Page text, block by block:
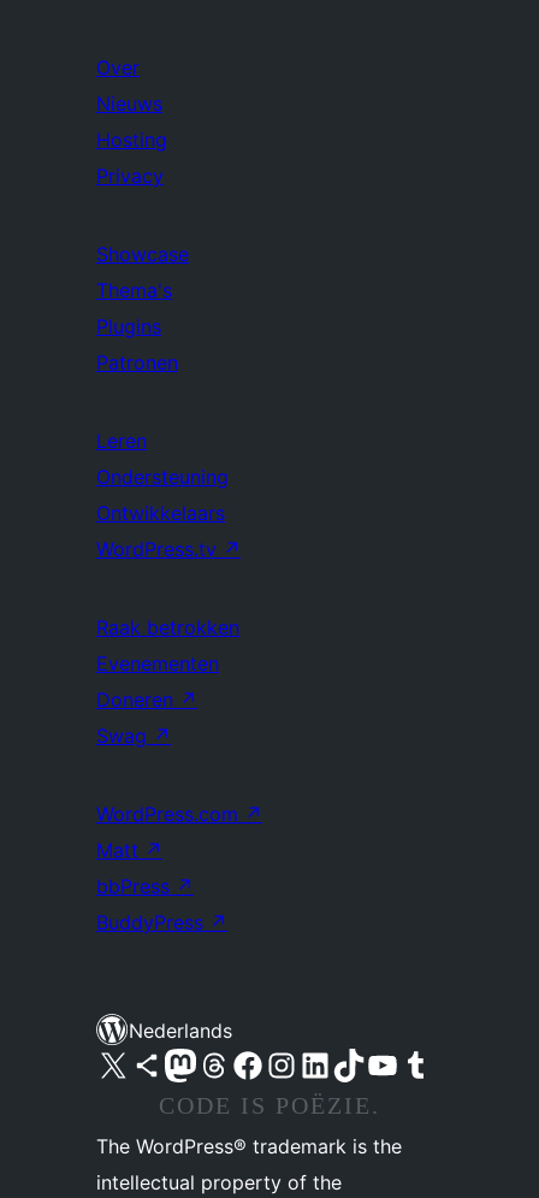
Over
Nieuws
Hosting
Privacy
Showcase
Thema's
Plugins
Patronen
Leren
Ondersteuning
Ontwikkelaars
WordPress.tv ↗
Raak betrokken
Evenementen
Doneren ↗
Swag ↗
WordPress.com ↗
Matt ↗
bbPress ↗
BuddyPress ↗
Nederlands
Bezoek ons X (voorheen Twitter) account
Bezoek ons Bluesky account
Bezoek ons Mastodon account
Bezoek ons Threads account
Onze Facebook pagina bezoeken
Bezoek ons Instagram account
Bezoek ons LinkedIn account
Bezoek ons TikTok account
Bezoek ons YouTube kanaalBezoek ons Tumblr account
CODE IS POËZIE.
The WordPress® trademark is the
intellectual property of the